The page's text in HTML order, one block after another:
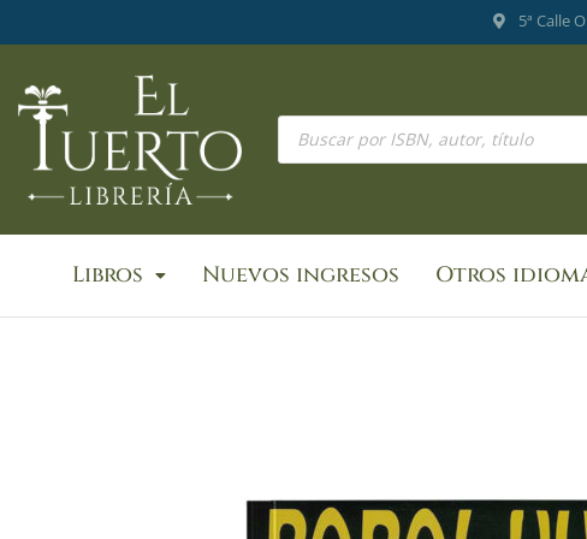
al
5ª Calle
Búsqueda
productos
Libros Nuevos ingresos Otros